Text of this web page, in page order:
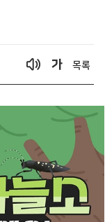
목록